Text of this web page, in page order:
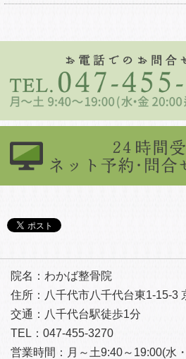
院名：わかば整骨院
住所：八千代市八千代台東1-15-3
交通：八千代台駅徒歩1分
TEL：047-455-3270
営業時間：月～土9:40～19:00(水